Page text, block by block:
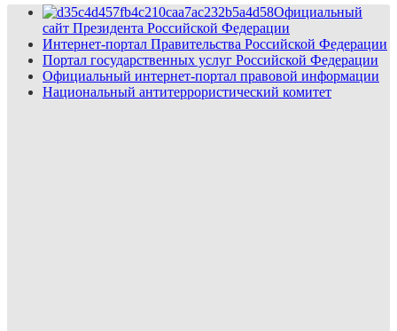
Официальный
сайт Президента Российской Федерации
Интернет-портал Правительства Российской Федерации
Портал государственных услуг Российской Федерации
Официальный интернет-портал правовой информации
Национальный антитеррористический комитет